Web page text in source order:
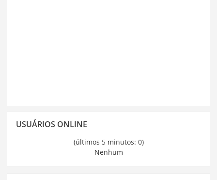
Usuários
USUÁRIOS ONLINE
(últimos 5 minutos: 0)
Nenhum